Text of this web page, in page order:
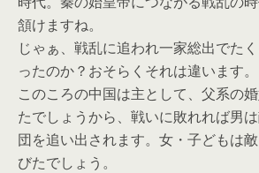
頷けますね。
じゃぁ、戦乱に追われ一家総出でた
ったのか？おそらくそれは違います。
このころの中国は主として、父系の
たでしょうから、戦いに敗れれば男
団を追い出されます。女・子どもは
びたでしょう。